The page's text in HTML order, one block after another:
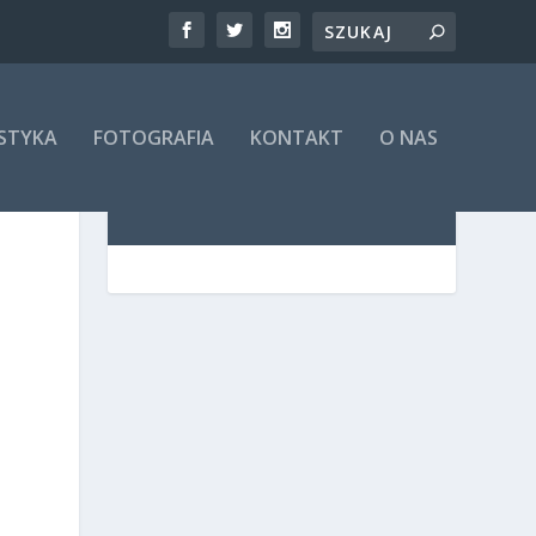
FOTOGRAFIA KONTAKT O NAS